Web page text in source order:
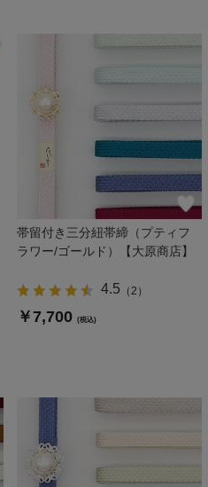
帯留付き三分紐帯締（プティフ
ラワー/ゴールド）【大原商店】
4.5 （2 ）
￥7,700 (税込)